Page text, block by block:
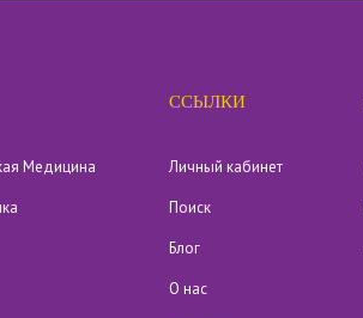
Медицина
ССЫЛКИ
Личный кабинет
Поиск
Блог
О нас